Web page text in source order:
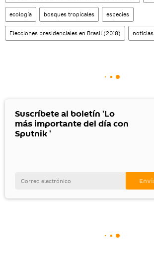
ecología bosques tropicales especies
Elecciones presidenciales en Brasil (2018) noticias
Suscríbete al boletín 'Lo
más importante del día con
Sputnik '